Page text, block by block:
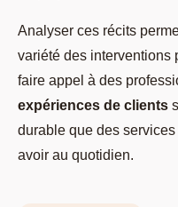
Analyser ces récits
variété des interventions
faire appel à des
expériences de clients
durable que des
avoir au quotidien.